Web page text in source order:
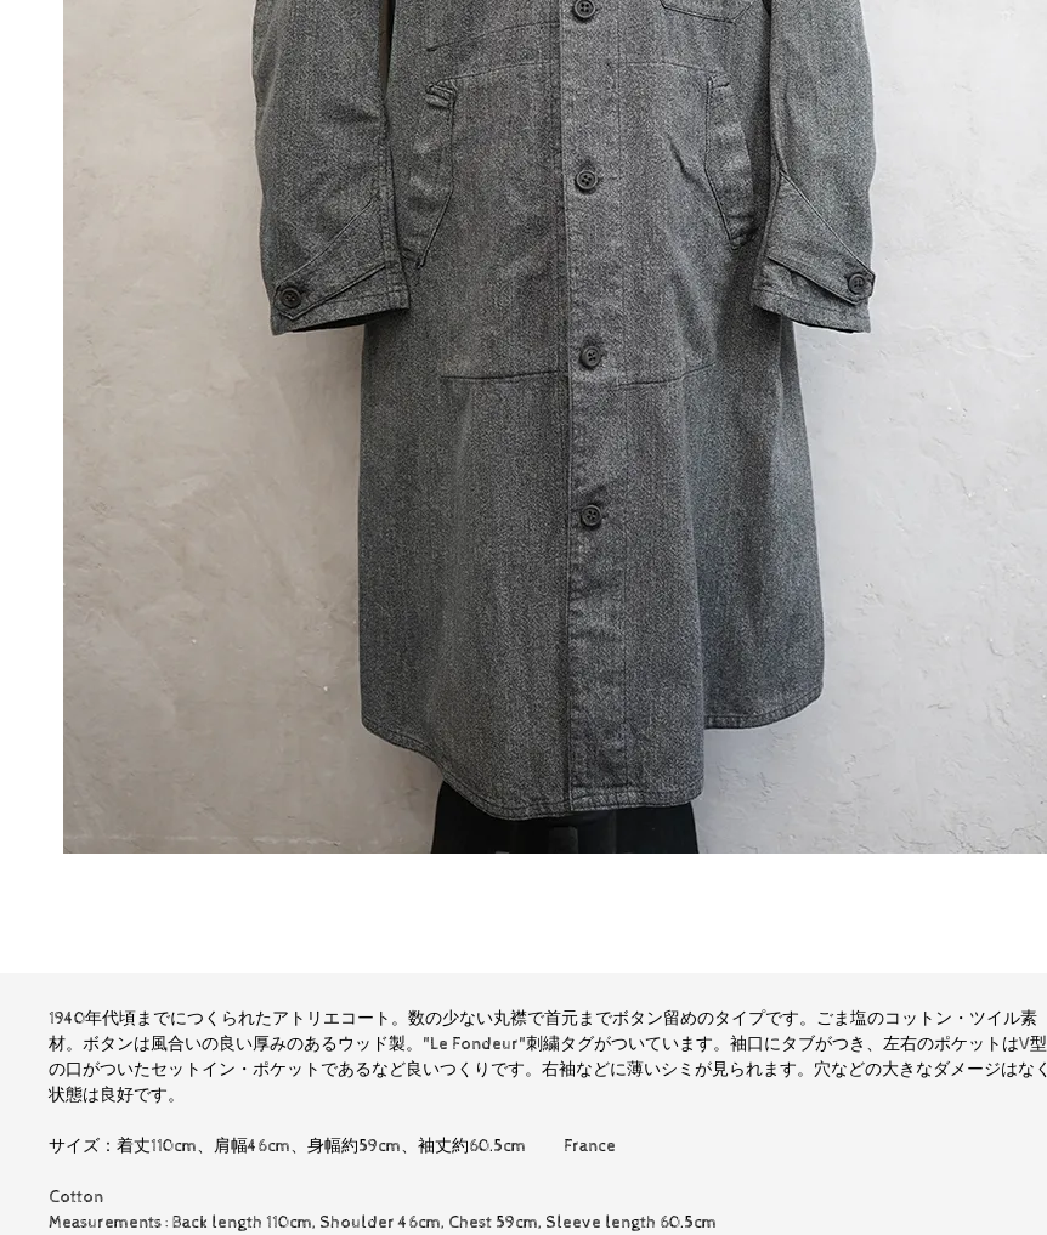
1940年代頃までにつくられたアトリエコート。数の少ない丸襟で首元までボタン留めのタイプです。ごま塩のコットン・ツイル素
材。ボタンは風合いの良い厚みのあるウッド製。"Le Fondeur"刺繍タグがついています。袖口にタブがつき、左右のポケットはV型
の口がついたセットイン・ポケットであるなど良いつくりです。右袖などに薄いシミが見られます。穴などの大きなダメージはなく
状態は良好です。
サイズ：着丈110cm、肩幅46cm、身幅約59cm、袖丈約60.5cm France
Cotton
Measurements : Back length 110cm, Shoulder 46cm, Chest 59cm, Sleeve length 60.5cm